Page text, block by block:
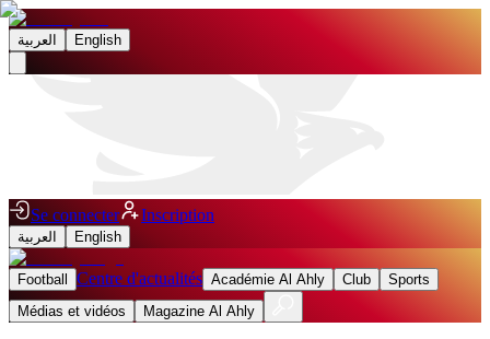
العربية English
Se connecter Inscription
العربية English
Football Centre d'actualités Académie Al Ahly Club
Sports
Médias et vidéos
Magazine Al Ahly